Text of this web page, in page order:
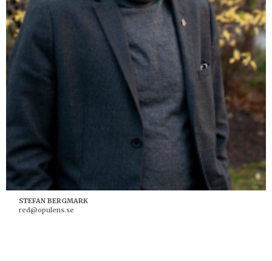
STEFAN BERGMARK
red@opulens.se